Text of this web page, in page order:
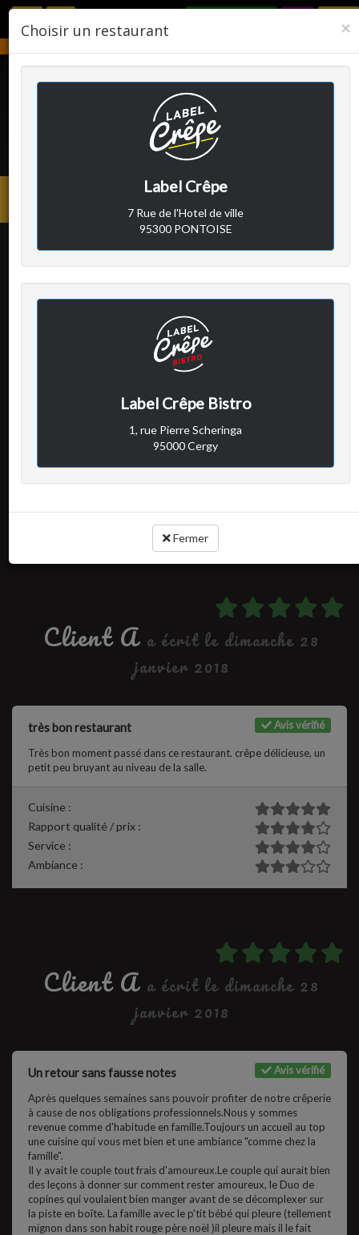
LABEL CRÊPE
Client A
a écrit le dimanche 28
janvier 2018
La meilleure crêperie de Cergy-Pontoise
Rapport qualité / prix :
Client A a écrit le dimanche 28
janvier 2018
Avis vérifié
très bon restaurant
Très bon moment passé dans ce restaurant. crêpe délicieuse, un
petit peu bruyant au niveau de la salle.
Cuisine :
Rapport qualité / prix :
Service :
Ambiance :
Client A a écrit le dimanche 28
janvier 2018
Avis vérifié
Un retour sans fausse notes
Après quelques semaines sans pouvoir profiter de notre crêperie
à cause de nos obligations professionnels.Nous y sommes
revenue comme d'habitude en famille.Toujours un accueil au top
une cuisine qui vous met bien et une ambiance "comme chez la
famille".
Il y avait le couple tout frais d'amoureux.Le couple qui aurait bien
des leçons à donner sur comment rester amoureux, le Duo de
copines qui voulaient bien manger avant de se décomplexer sur
la piste en boîte. La famille avec le p'tit bébé qui pleure (tellement
mignon dans son habit rouge père noël )il pleure mais il le fait
×
Choisir un restaurant
Label Crêpe
7 Rue de l'Hotel de ville
95300 PONTOISE
Label Crêpe Bistro
1, rue Pierre Scheringa
95000 Cergy
Fermer